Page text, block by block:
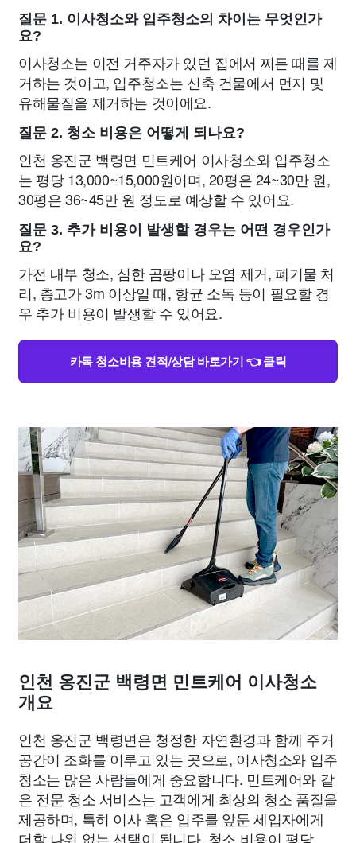
질문 1. 이사청소와 입주청소의 차이는 무엇인가
요?
이사청소는 이전 거주자가 있던 집에서 찌든 때를 제
거하는 것이고, 입주청소는 신축 건물에서 먼지 및
유해물질을 제거하는 것이에요.
질문 2. 청소 비용은 어떻게 되나요?
인천 옹진군 백령면 민트케어 이사청소와 입주청소
는 평당 13,000~15,000원이며, 20평은 24~30만 원,
30평은 36~45만 원 정도로 예상할 수 있어요.
질문 3. 추가 비용이 발생할 경우는 어떤 경우인가
요?
가전 내부 청소, 심한 곰팡이나 오염 제거, 폐기물 처
리, 층고가 3m 이상일 때, 항균 소독 등이 필요할 경
우 추가 비용이 발생할 수 있어요.
카톡 청소비용 견적/상담 바로가기 👈 클릭
인천 옹진군 백령면 민트케어 이사청소
개요
인천 옹진군 백령면은 청정한 자연환경과 함께 주거
공간이 조화를 이루고 있는 곳으로, 이사청소와 입주
청소는 많은 사람들에게 중요합니다. 민트케어와 같
은 전문 청소 서비스는 고객에게 최상의 청소 품질을
제공하며, 특히 이사 혹은 입주를 앞둔 세입자에게
더할 나위 없는 선택이 됩니다. 청소 비용이 평당